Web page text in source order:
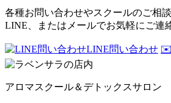
各種お問い合わせやスクールのご相
LINE、またはメールでお気軽にご連
LINE問い合わせ ✉️
アロマスクール＆デトックスサロン